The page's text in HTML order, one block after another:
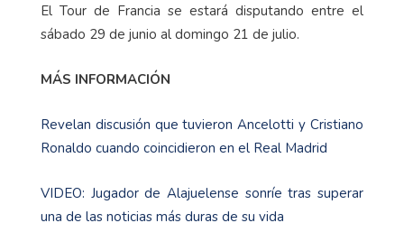
El Tour de Francia se estará disputando entre el
sábado 29 de junio al domingo 21 de julio.
MÁS INFORMACIÓN
Revelan discusión que tuvieron Ancelotti y Cristiano
Ronaldo cuando coincidieron en el Real Madrid
VIDEO: Jugador de Alajuelense sonríe tras superar
una de las noticias más duras de su vida